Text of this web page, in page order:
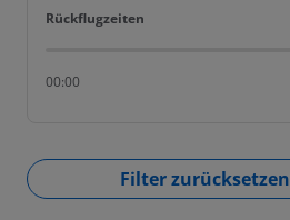
Rückflugzeiten
Rückflugzeiten
00:00
Filter zurücksetzen